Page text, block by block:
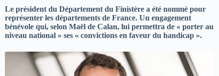
Le président du Département du Finistère a été nommé pour
représenter les départements de France. Un engagement
bénévole qui, selon Maël de Calan, lui permettra de « porter au
niveau national » ses « convictions en faveur du handicap ».